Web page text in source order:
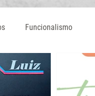
Funcionalismo
Informativos